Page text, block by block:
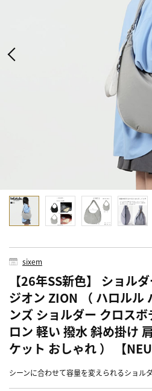
sixem
【26年SS新色】 ショル
ジオン ZION （ ハロルル
ンズ ショルダー クロス
ロン 軽い 撥水 斜め掛け
ケット おしゃれ ） 【
シーンに合わせて容量を変えられるショル